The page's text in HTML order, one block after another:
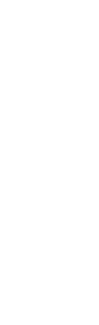
película, reality